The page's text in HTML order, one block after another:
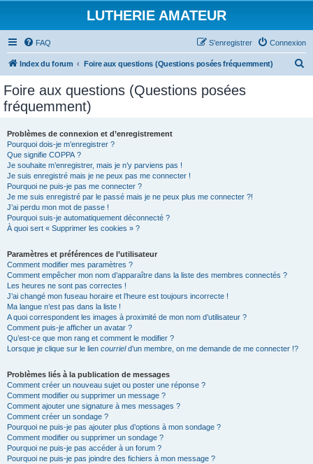
LUTHERIE AMATEUR
FAQ Connexion
S’enregistrer
Index du forum Foire aux questions (Questions posées fréquemment)
Foire aux questions (Questions posées
fréquemment)
Problèmes de connexion et d’enregistrement
Pourquoi dois-je m’enregistrer ?
Que signifie COPPA ?
Je souhaite m’enregistrer, mais je n’y parviens pas !
Je suis enregistré mais je ne peux pas me connecter !
Pourquoi ne puis-je pas me connecter ?
Je me suis enregistré par le passé mais je ne peux plus me connecter ?!
J’ai perdu mon mot de passe !
Pourquoi suis-je automatiquement déconnecté ?
À quoi sert « Supprimer les cookies » ?
Paramètres et préférences de l’utilisateur
Comment modifier mes paramètres ?
Comment empêcher mon nom d’apparaître dans la liste des membres connectés ?
Les heures ne sont pas correctes !
J’ai changé mon fuseau horaire et l’heure est toujours incorrecte !
Ma langue n’est pas dans la liste !
A quoi correspondent les images à proximité de mon nom d’utilisateur ?
Comment puis-je afficher un avatar ?
Qu’est-ce que mon rang et comment le modifier ?
Lorsque je clique sur le lien courrield’un membre, on me demande de me connecter !?
Problèmes liés à la publication de messages
Comment créer un nouveau sujet ou poster une réponse ?
Comment modifier ou supprimer un message ?
Comment ajouter une signature à mes messages ?
Comment créer un sondage ?
Pourquoi ne puis-je pas ajouter plus d’options à mon sondage ?
Comment modifier ou supprimer un sondage ?
Pourquoi ne puis-je pas accéder à un forum ?
Pourquoi ne puis-je pas joindre des fichiers à mon message ?